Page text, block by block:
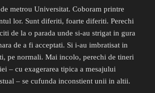
metrou Universitat. Coboram printre
lor. Sunt diferiti, foarte diferiti. Perechi
de la o parada unde si-au strigat in gura
de a fi acceptati. Si i-au imbratisat in
pe normali. Mai incolo, perechi de tineri
– cu exagerarea tipica a mesajului
– se cufunda inconstient unii in altii.